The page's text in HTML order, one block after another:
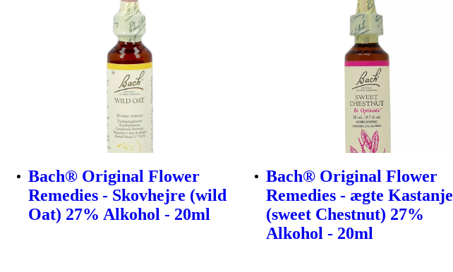
Bach® Original Flower
Remedies - Skovhejre (wild
Oat) 27% Alkohol - 20ml
Bach® Original Flower
Remedies - ægte Kastanje
(sweet Chestnut) 27%
Alkohol - 20ml